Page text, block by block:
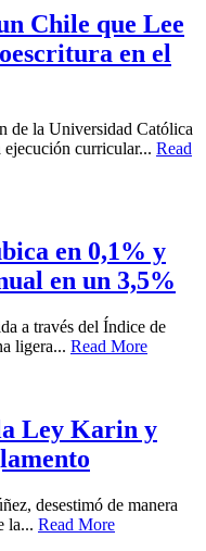
Chile que Lee
en el
de la Universidad Católica
curricular... Read
en 0,1% y
en un 3,5%
a través del Índice de
ligera... Read More
Ley Karin y
desestimó de manera
la... Read More